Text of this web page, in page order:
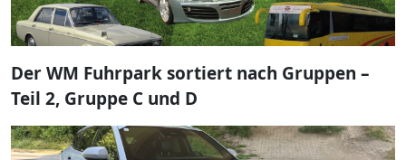
Der WM Fuhrpark sortiert nach Gruppen –
Teil 2, Gruppe C und D